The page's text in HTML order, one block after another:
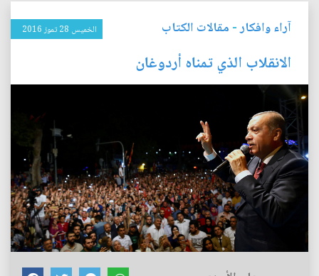
آراء وافكار- مقالات الكتاب الخميس 28 تموز 2016
الانقلاب الذي تمناه أردوغان